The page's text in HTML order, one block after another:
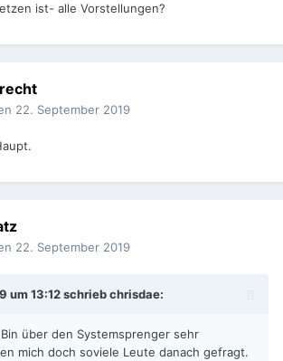
ist- alle Vorstellungen?
22. September 2019
22. September 2019
um 13:12 schriebchrisdae:
über den Systemsprenger sehr
mich doch soviele Leute danach gefragt.